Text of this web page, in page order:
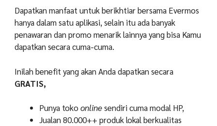
Dapatkan manfaat untuk berikhtiar bersama Evermos
hanya dalam satu aplikasi, selain itu ada banyak
penawaran dan promo menarik lainnya yang bisa Kamu
dapatkan secara cuma-cuma.
Inilah benefit yang akan Anda dapatkan secara
GRATIS,
Punya tokoonlinesendiri cuma modal HP,
Jualan 80.000++ produk lokal berkualitas